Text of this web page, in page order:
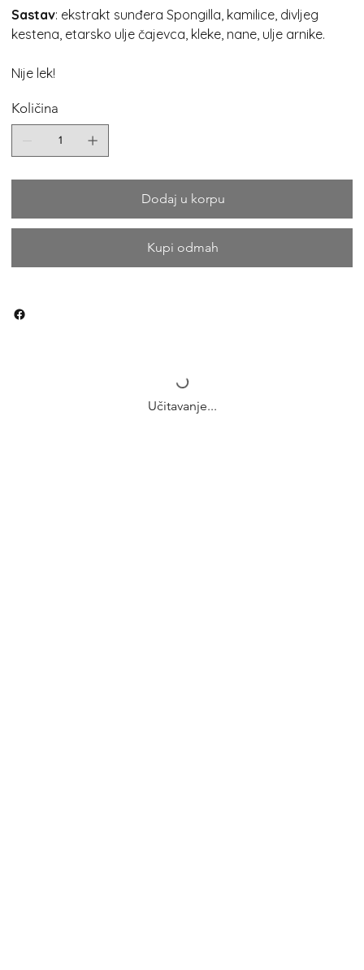
Sastav: ekstrakt sunđera Spongilla, kamilice, divljeg
kestena, etarsko ulje čajevca, kleke, nane, ulje arnike.
Nije lek!
Količina
Dodaj u korpu
Kupi odmah
Učitavanje...